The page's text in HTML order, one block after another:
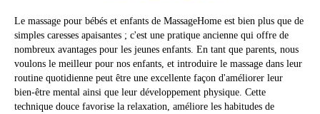
Le massage pour bébés et enfants de MassageHome est bien plus que de
simples caresses apaisantes ; c'est une pratique ancienne qui offre de
nombreux avantages pour les jeunes enfants. En tant que parents, nous
voulons le meilleur pour nos enfants, et introduire le massage dans leur
routine quotidienne peut être une excellente façon d'améliorer leur
bien-être mental ainsi que leur développement physique. Cette
technique douce favorise la relaxation, améliore les habitudes de